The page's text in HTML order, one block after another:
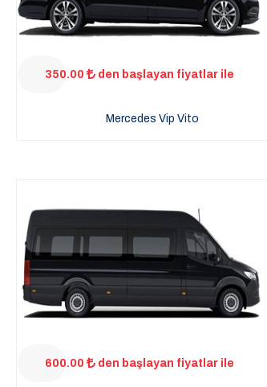
350.00 den başlayan fiyatlar ile
Mercedes Vip Vito
600.00 den başlayan fiyatlar ile